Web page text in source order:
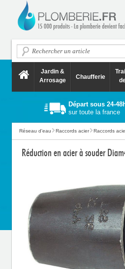
Jardin &
Arrosage
Chaufferie
Départ sous 24-
sur toute la france
Réseau d'eau Raccords acier Raccords
Réduction en acier à souder